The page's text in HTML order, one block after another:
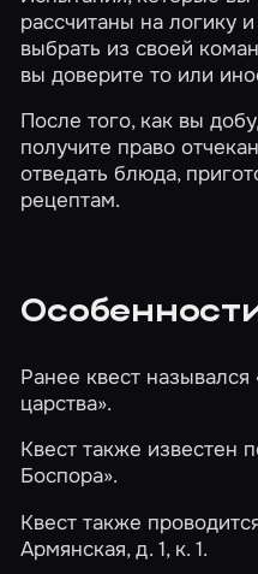
рассчитаны на логику
выбрать из своей
вы доверите то или
После того, как вы
получите право
отведать блюда,
рецептам.
Ранее квест
царства».
Квест также известен
Боспора».
Квест также
Армянская, д. 1, к. 1.